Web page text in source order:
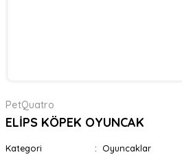
PetQuatro
ELİPS KÖPEK OYUNCAK
Kategori
Oyuncaklar